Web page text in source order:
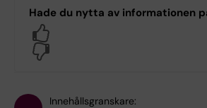
Hade du nytta av informationen
Innehållsgranskare: